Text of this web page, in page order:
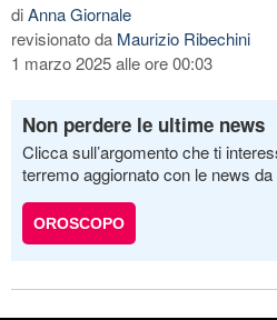
diAnna Giornale
revisionato da Maurizio Ribechini
1 marzo 2025 alle ore 00:03
Non perdere le ultime news
Clicca sull’argomento che ti
terremo aggiornato con le news da
OROSCOPO